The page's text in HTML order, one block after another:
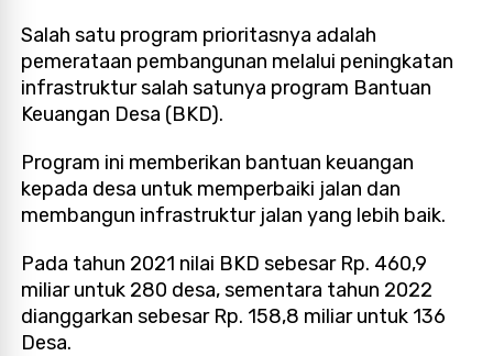
Salah satu program prioritasnya adalah
pemerataan pembangunan melalui peningkatan
infrastruktur salah satunya program Bantuan
Keuangan Desa (BKD).
Program ini memberikan bantuan keuangan
kepada desa untuk memperbaiki jalan dan
membangun infrastruktur jalan yang lebih baik.
Pada tahun 2021 nilai BKD sebesar Rp. 460,9
miliar untuk 280 desa, sementara tahun 2022
dianggarkan sebesar Rp. 158,8 miliar untuk 136
Desa.